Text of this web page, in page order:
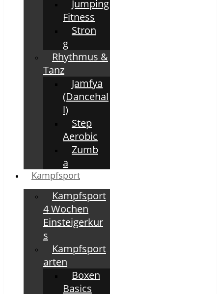
Jumping
Fitness
Stron
g
Rhythmus &
Tanz
Jamfya
(Dancehal
l)
Step
Aerobic
Zumb
a
Kampfsport
Kampfsport
4 Wochen
Einsteigerkur
s
Kampfsport
arten
Boxen
Basics